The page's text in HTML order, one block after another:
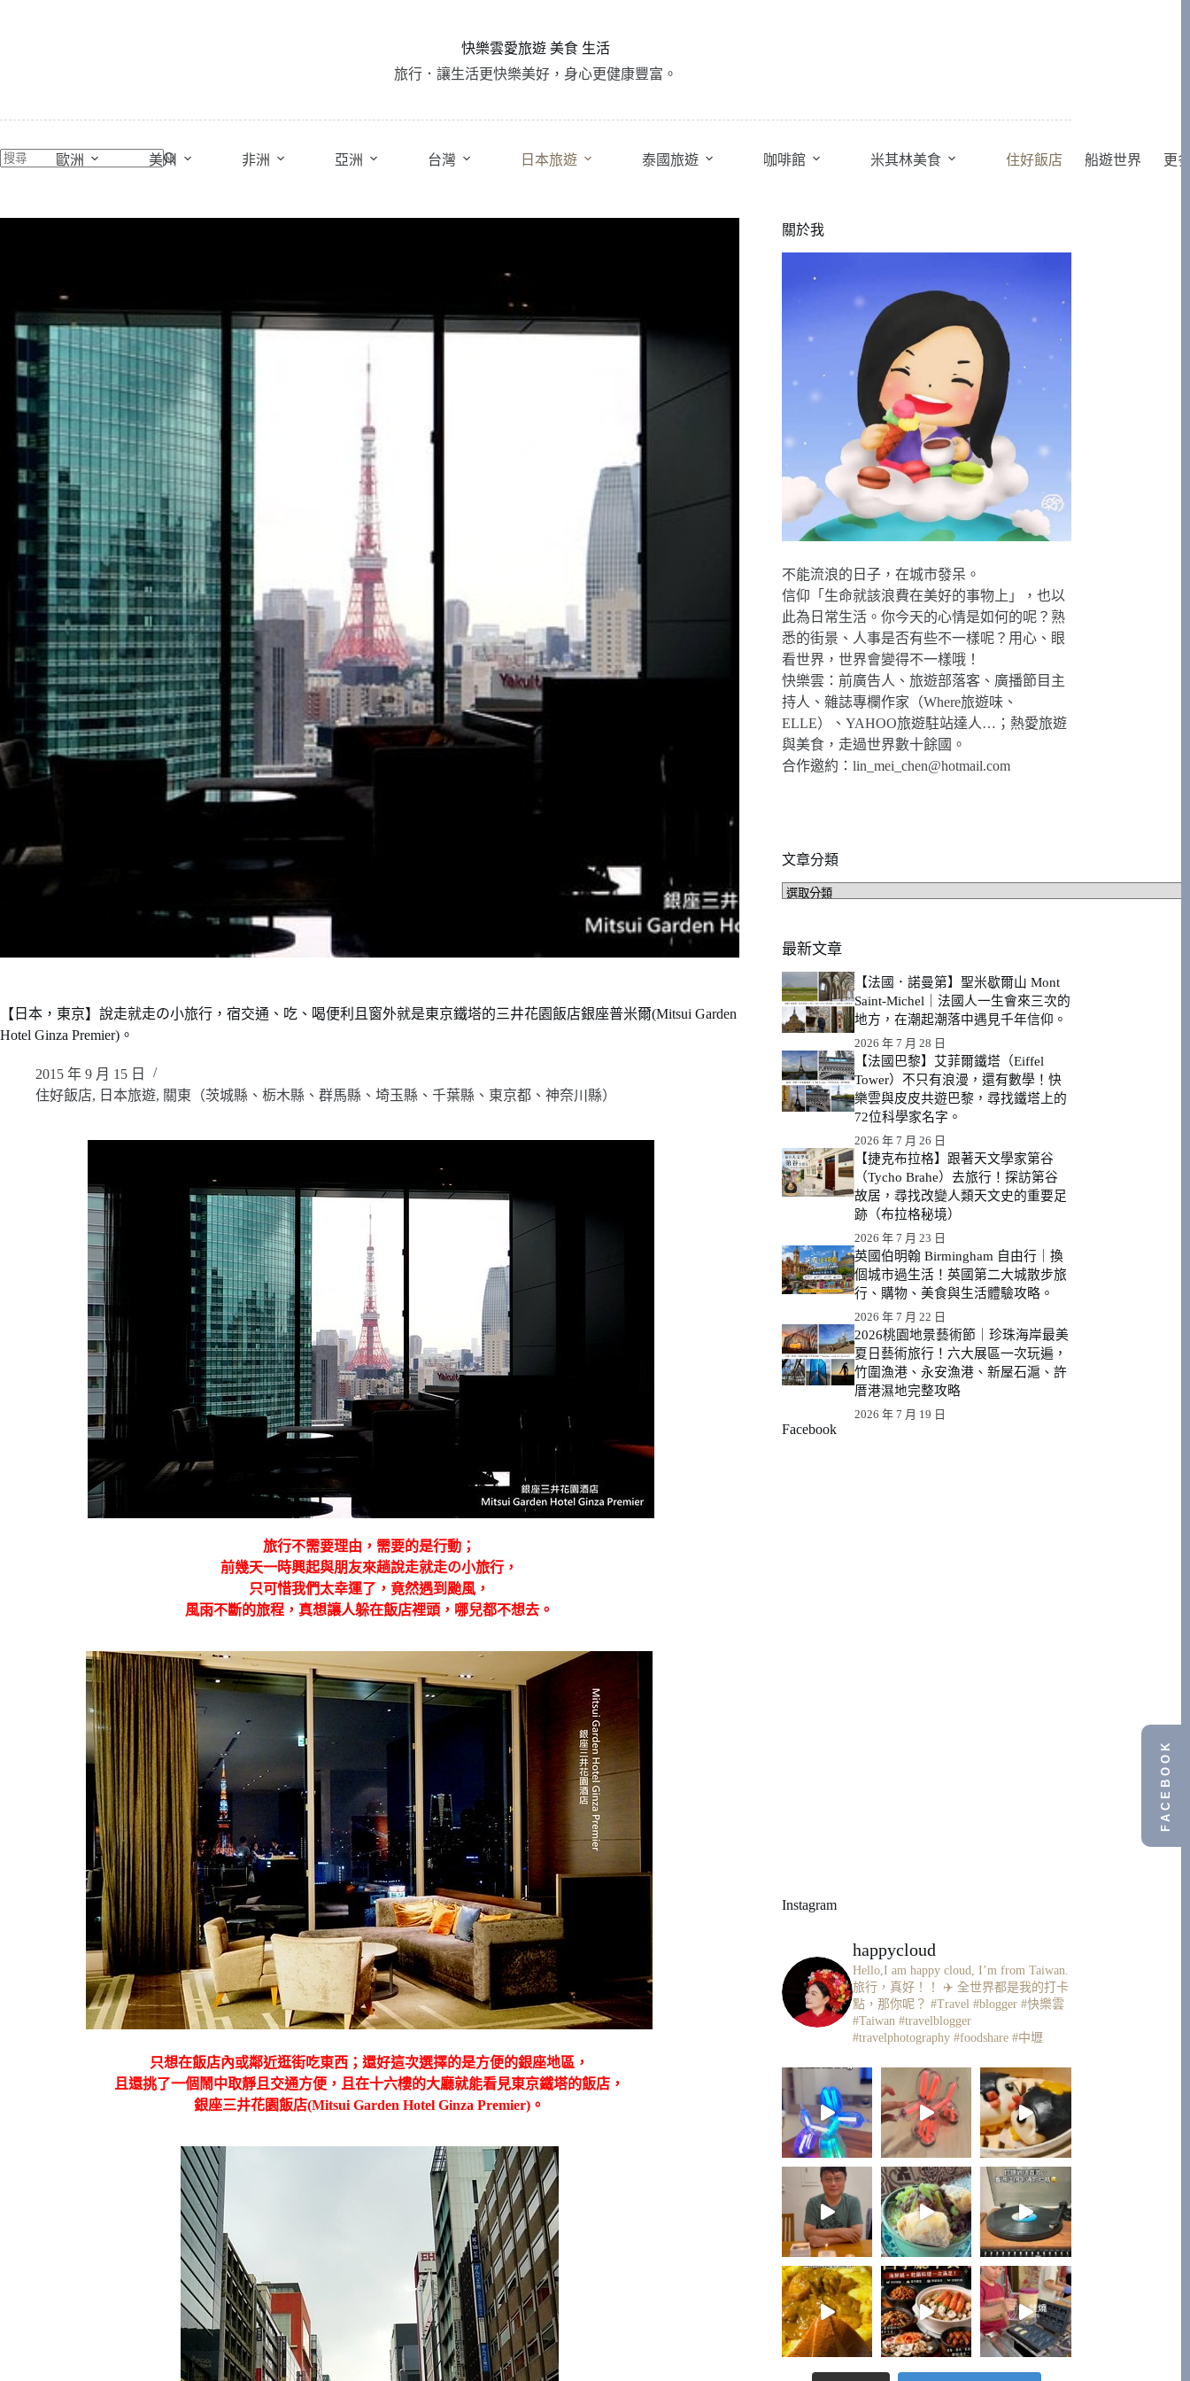
容
快樂雲愛旅遊 美食 生活
旅行．讓生活更快樂美好，身心更健康豐富。
歐洲 美州 非洲 亞洲 台灣 日本旅遊 泰國旅遊 咖啡館 米其林美食 住好飯店 船遊世界 更
【日本，東京】說走就走の小旅行，宿交通、吃、喝便利且窗外就是東京鐵塔的三井花園飯店銀座普米爾(Mitsui Garden
Hotel Ginza Premier)。
2015 年 9 月 15 日
住好飯店, 日本旅遊, 關東（茨城縣、栃木縣、群馬縣、埼玉縣、千葉縣、東京都、神奈川縣）
旅行不需要理由，需要的是行動；
前幾天一時興起與朋友來趟說走就走の小旅行，
只可惜我們太幸運了，竟然遇到颱風，
風雨不斷的旅程，真想讓人躲在飯店裡頭，哪兒都不想去。
只想在飯店內或鄰近逛街吃東西；還好這次選擇的是方便的銀座地區，
且還挑了一個鬧中取靜且交通方便，且在十六樓的大廳就能看見東京鐵塔的飯店，
銀座三井花園飯店(Mitsui Garden Hotel Ginza Premier)。
關於我
不能流浪的日子，在城市發呆。
信仰「生命就該浪費在美好的事物上」，也以
此為日常生活。你今天的心情是如何的呢？熟
悉的街景、人事是否有些不一樣呢？用心、眼
看世界，世界會變得不一樣哦！
快樂雲：前廣告人、旅遊部落客、廣播節目主
持人、雜誌專欄作家（Where旅遊味、
ELLE）、YAHOO旅遊駐站達人…；熱愛旅遊
與美食，走過世界數十餘國。
合作邀約：lin_mei_chen@hotmail.com
文章分類
文
類
最新文章
【法國．諾曼第】聖米歇爾山 Mont
Saint-Michel｜法國人一生會來三次的
地方，在潮起潮落中遇見千年信仰。
2026 年 7 月 28 日
【法國巴黎】艾菲爾鐵塔（Eiffel
Tower）不只有浪漫，還有數學！快
樂雲與皮皮共遊巴黎，尋找鐵塔上的
72位科學家名字。
2026 年 7 月 26 日
【捷克布拉格】跟著天文學家第谷
（Tycho Brahe）去旅行！探訪第谷
故居，尋找改變人類天文史的重要足
跡（布拉格秘境）
2026 年 7 月 23 日
英國伯明翰 Birmingham 自由行｜換
個城市過生活！英國第二大城散步旅
行、購物、美食與生活體驗攻略。
2026 年 7 月 22 日
2026桃園地景藝術節｜珍珠海岸最美
夏日藝術旅行！六大展區一次玩遍，
竹圍漁港、永安漁港、新屋石滬、許
厝港濕地完整攻略
2026 年 7 月 19 日
Facebook
Instagram
happycloud
Hello,I am happy cloud, I’m from Taiwan.
旅行，真好！！ ✈️ 全世界都是我的打卡
點，那你呢？ #Travel #blogger #快樂雲
#Taiwan #travelblogger
#travelphotography #foodshare #中壢
FACEBOOK